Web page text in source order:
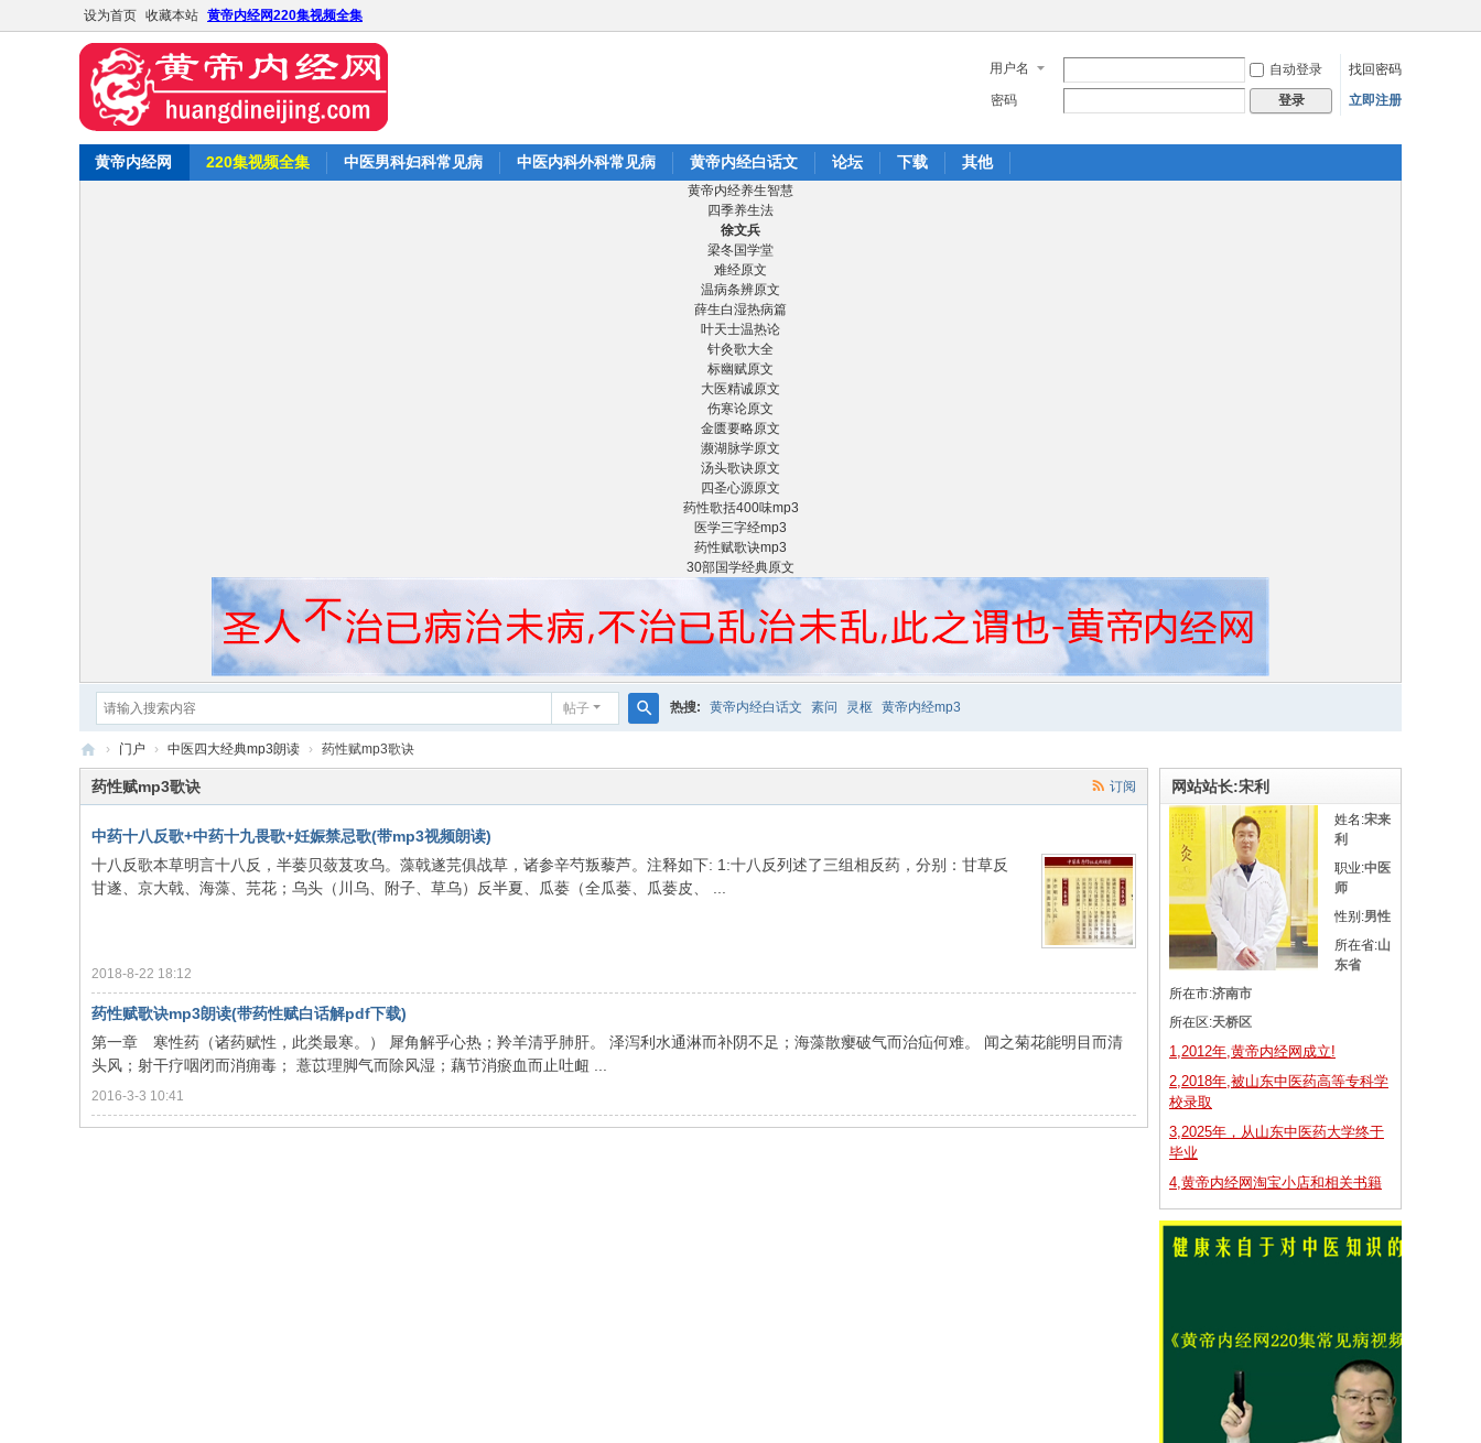
设为首页 收藏本站 黄帝内经网220集视频全集
用户名 自动登录
找回密码
密码
登录 立即注册
黄帝内经网 220集视频全集 中医男科妇科常见病 中医内科外科常见病 黄帝内经白话文 论坛 下载 其他
黄帝内经养生智慧
四季养生法
徐文兵
梁冬国学堂
难经原文
温病条辨原文
薛生白湿热病篇
叶天士温热论
针灸歌大全
标幽赋原文
大医精诚原文
伤寒论原文
金匮要略原文
濒湖脉学原文
汤头歌诀原文
四圣心源原文
药性歌括400味mp3
医学三字经mp3
药性赋歌诀mp3
30部国学经典原文
帖子
索
热搜: 黄帝内经白话文 素问 灵枢 黄帝内经mp3
黄
经
› 门户 › 中医四大经典mp3朗读 › 药性赋mp3歌诀
订阅
药性赋mp3歌诀
中药十八反歌+中药十九畏歌+妊娠禁忌歌(带mp3视频朗读)
十八反歌本草明言十八反，半蒌贝蔹芨攻乌。藻戟遂芫俱战草，诸参辛芍叛藜芦。注释如下: 1:十八反列述了三组相反药，分别：甘草反
甘遂、京大戟、海藻、芫花；乌头（川乌、附子、草乌）反半夏、瓜蒌（全瓜蒌、瓜蒌皮、 ...
2018-8-22 18:12
药性赋歌诀mp3朗读(带药性赋白话解pdf下载)
第一章 寒性药（诸药赋性，此类最寒。） 犀角解乎心热；羚羊清乎肺肝。 泽泻利水通淋而补阴不足；海藻散瘿破气而治疝何难。 闻之菊花能明目而清
头风；射干疗咽闭而消痈毒； 薏苡理脚气而除风湿；藕节消瘀血而止吐衄 ...
2016-3-3 10:41
网站站长:宋利
姓名:宋来
利
职业:中医
师
性别:男性
所在省:山
东省
所在市:济南市
所在区:天桥区
1,2012年,黄帝内经网成立!
2,2018年,被山东中医药高等专科学
校录取
3,2025年，从山东中医药大学终于
毕业
4,黄帝内经网淘宝小店和相关书籍